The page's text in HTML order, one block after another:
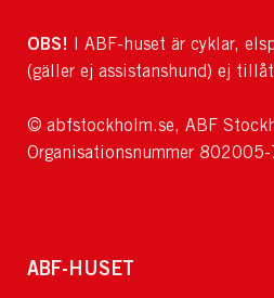
OBS!
I ABF-huset är cyklar,
(gäller ej assistanshund) ej
© abfstockholm.se, ABF
Organisationsnummer
ABF-HUSET